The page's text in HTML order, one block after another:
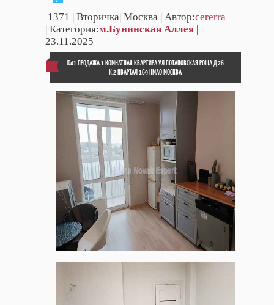
1371 | Вторичка| Москва | Автор:cererra
| Категория:м.Бунинская Аллея |
23.11.2025
ID41 ПРОДАЖА 1 КОМНАТНАЯ КВАРТИРА УЛ.ПОТАПОВСКАЯ РОЩА Д.26
К.2 КВАРТАЛ 169 НМАО МОСКВА